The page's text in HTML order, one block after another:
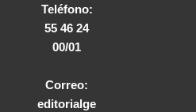
Teléfono:
55 46 24
00/01
Correo:
editorialge